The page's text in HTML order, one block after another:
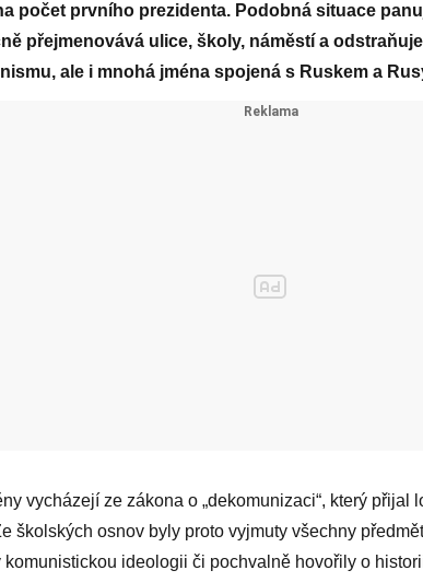
počet prvního prezidenta. Podobná situace
přejmenovává ulice, školy, náměstí a
ale i mnohá jména spojená s Ruskem a
vycházejí ze zákona o „dekomunizaci“, který přijal
školských osnov byly proto vyjmuty všechny
komunistickou ideologii či pochvalně hovořily o